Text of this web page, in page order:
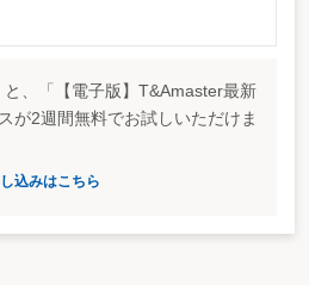
への対応に、調整役としての役割を果たせ
が続出した。
収の20％に引き上げる案に対して、経済活
もに、総選挙で公明党が打ち出していた
生み出す案」についても、定率減税の廃止
般財源として活用すべきだと言及した。さ
年金課税の強化）」の方向を示唆してい
間議員が保険料を年収の20％に引き上げる
、「【電子版】T&Amaster最新
が2週間無料でお試しいただけま
込みはこちら